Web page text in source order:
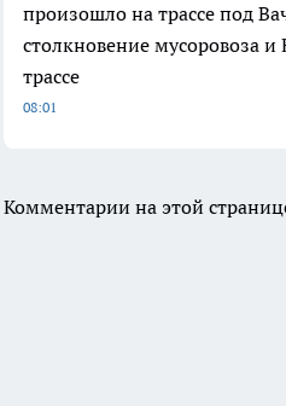
произошло на трассе под
столкновение мусоровоза
трассе
08:01
Комментарии на этой